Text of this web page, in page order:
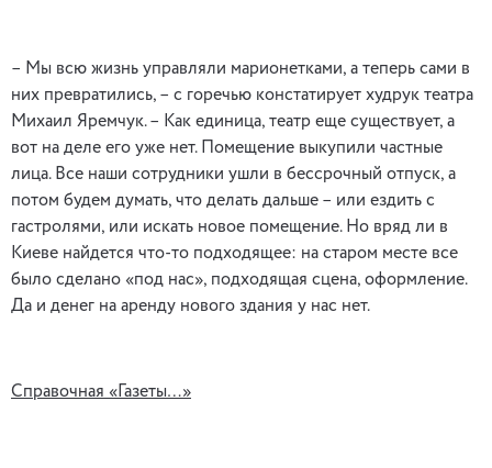
– Мы всю жизнь управляли марионетками, а теперь сами в
них превратились, – с горечью констатирует худрук театра
Михаил Яремчук. – Как единица, театр еще существует, а
вот на деле его уже нет. Помещение выкупили частные
лица. Все наши сотрудники ушли в бессрочный отпуск, а
потом будем думать, что делать дальше – или ездить с
гастролями, или искать новое помещение. Но вряд ли в
Киеве найдется что-то подходящее: на старом месте все
было сделано «под нас», подходящая сцена, оформление.
Да и денег на аренду нового здания у нас нет.
Справочная «Газеты…»